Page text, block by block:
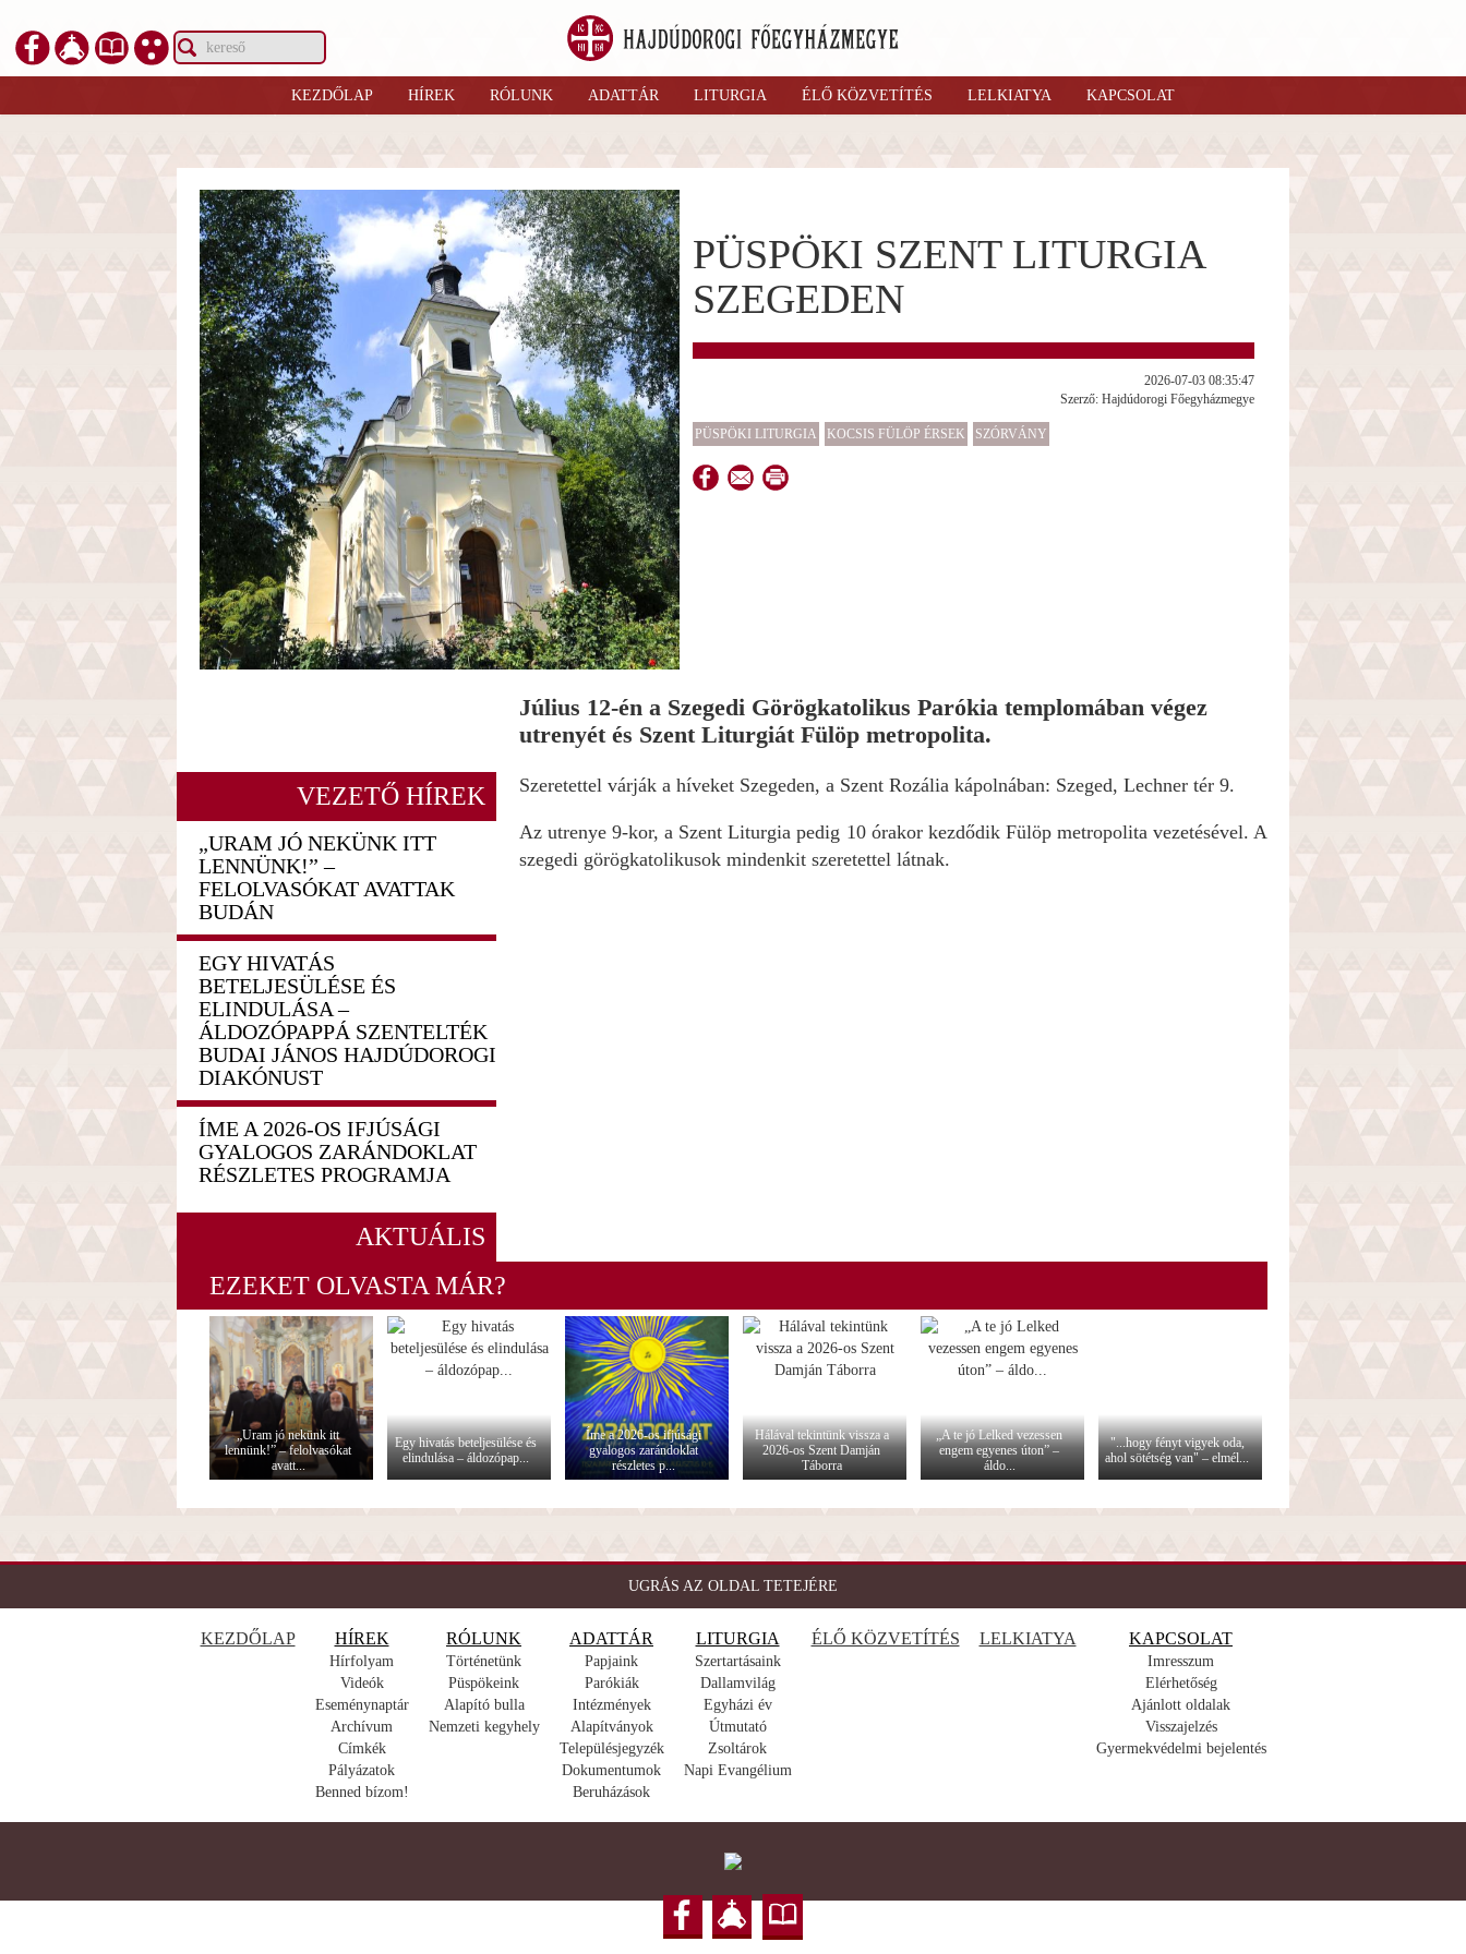
KEZDŐLAP HÍREK RÓLUNK ADATTÁR LITURGIA ÉLŐ KÖZVETÍTÉS LELKIATYA KAPCSOLAT
PÜSPÖKI SZENT LITURGIA
SZEGEDEN
2026-07-03 08:35:47
Szerző: Hajdúdorogi Főegyházmegye
PÜSPÖKI LITURGIA KOCSIS FÜLÖP ÉRSEK SZÓRVÁNY
Július 12-én a Szegedi Görögkatolikus Parókia templomában végez
utrenyét és Szent Liturgiát Fülöp metropolita.
Szeretettel várják a híveket Szegeden, a Szent Rozália kápolnában: Szeged, Lechner tér 9.
Az utrenye 9-kor, a Szent Liturgia pedig 10 órakor kezdődik Fülöp metropolita vezetésével. A
szegedi görögkatolikusok mindenkit szeretettel látnak.
VEZETŐ HÍREK
„URAM JÓ NEKÜNK ITT
LENNÜNK!” –
FELOLVASÓKAT AVATTAK
BUDÁN
EGY HIVATÁS
BETELJESÜLÉSE ÉS
ELINDULÁSA –
ÁLDOZÓPAPPÁ SZENTELTÉK
BUDAI JÁNOS HAJDÚDOROGI
DIAKÓNUST
ÍME A 2026-OS IFJÚSÁGI
GYALOGOS ZARÁNDOKLAT
RÉSZLETES PROGRAMJA
AKTUÁLIS
EZEKET OLVASTA MÁR?
„Uram jó nekünk itt
lennünk!” – felolvasókat
avatt...
Egy hivatás beteljesülése és
elindulása – áldozópap...
Íme a 2026-os ifjúsági
gyalogos zarándoklat
részletes p...
Hálával tekintünk vissza a
2026-os Szent Damján
Táborra
„A te jó Lelked vezessen
engem egyenes úton” –
áldo...
"...hogy fényt vigyek oda,
ahol sötétség van" – elmél...
UGRÁS AZ OLDAL TETEJÉRE
KEZDŐLAP HÍREK
Hírfolyam
Videók
Eseménynaptár
Archívum
Címkék
Pályázatok
Benned bízom!
RÓLUNK
Történetünk
Püspökeink
Alapító bulla
Nemzeti kegyhely
ADATTÁR
Papjaink
Parókiák
Intézmények
Alapítványok
Településjegyzék
Dokumentumok
Beruházások
LITURGIA
Szertartásaink
Dallamvilág
Egyházi év
Útmutató
Zsoltárok
Napi Evangélium
ÉLŐ KÖZVETÍTÉS LELKIATYA KAPCSOLAT
Imresszum
Elérhetőség
Ajánlott oldalak
Visszajelzés
Gyermekvédelmi bejelentés